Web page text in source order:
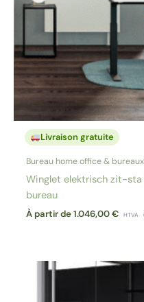
Livraison gratuite
Bureau home office &
Winglet elektrisch zit-sta
bureau
À partir de1.046,00€ HTVA